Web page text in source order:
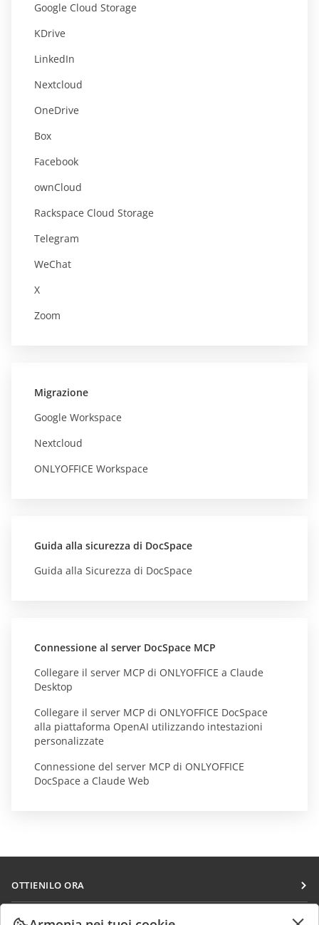
Google Cloud Storage
KDrive
LinkedIn
Nextcloud
OneDrive
Box
Facebook
ownCloud
Rackspace Cloud Storage
Telegram
WeChat
X
Zoom
Migrazione
Google Workspace
Nextcloud
ONLYOFFICE Workspace
Guida alla sicurezza di DocSpace
Guida alla Sicurezza di DocSpace
Connessione al server DocSpace MCP
Collegare il server MCP di ONLYOFFICE a Claude
Desktop
Collegare il server MCP di ONLYOFFICE DocSpace
alla piattaforma OpenAI utilizzando intestazioni
personalizzate
Connessione del server MCP di ONLYOFFICE
DocSpace a Claude Web
OTTIENILO ORA
Docs
COLLABORA